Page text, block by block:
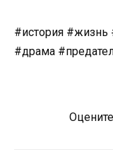
#история #жизнь
#драма